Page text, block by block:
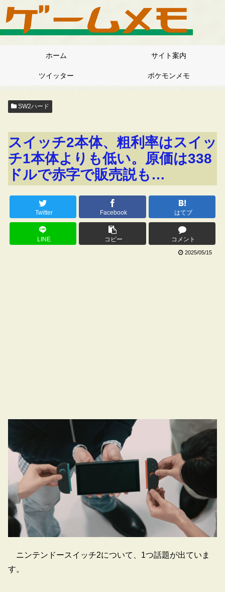
ホーム サイト案内
ツイッター ポケモンメモ
SW2ハード
スイッチ2本体、粗利率はスイッ
チ1本体よりも低い。原価は338
ドルで赤字で販売説も…
Twitter Facebook はてブ
LINE コピー コメント
2025/05/15
ニンテンドースイッチ2について、1つ話題が出ていま
す。